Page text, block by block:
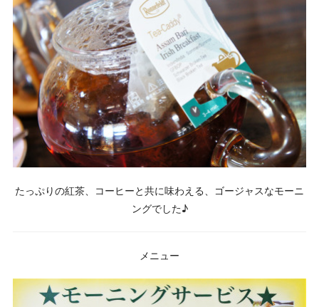
たっぷりの紅茶、コーヒーと共に味わえる、ゴージャスなモーニ
ングでした♪
メニュー